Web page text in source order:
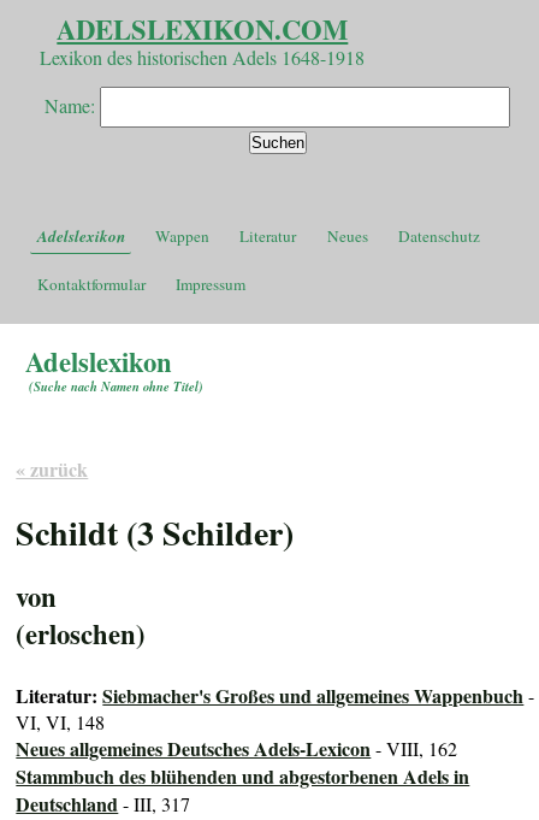
ADELSLEXIKON.COM
Lexikon des historischen Adels 1648-1918
Name:
Adelslexikon Wappen Literatur Neues Datenschutz
Kontaktformular Impressum
Adelslexikon
(Suche nach Namen ohne Titel)
« zurück
Schildt (3 Schilder)
von
(erloschen)
Literatur:Siebmacher's Großes und allgemeines Wappenbuch-
VI, VI, 148
Neues allgemeines Deutsches Adels-Lexicon- VIII, 162
Stammbuch des blühenden und abgestorbenen Adels in
Deutschland- III, 317